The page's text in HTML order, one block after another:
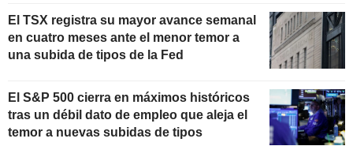
El TSX registra su mayor avance semanal
en cuatro meses ante el menor temor a
una subida de tipos de la Fed
El S&P 500 cierra en máximos históricos
tras un débil dato de empleo que aleja el
temor a nuevas subidas de tipos